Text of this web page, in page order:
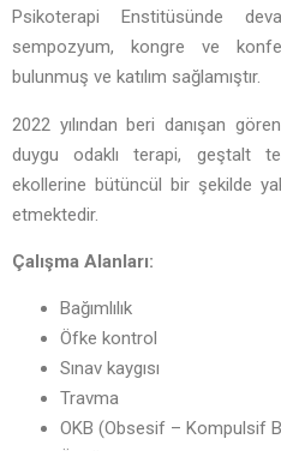
Psikoterapi Enstitüsünde
sempozyum, kongre ve
bulunmuş ve katılım sağlamıştır.
2022 yılından beri danışan
duygu odaklı terapi, geştalt
ekollerine bütüncül bir şekilde
etmektedir.
Çalışma Alanları:
Bağımlılık
Öfke kontrol
Sınav kaygısı
Travma
OKB (Obsesif – Kompulsif